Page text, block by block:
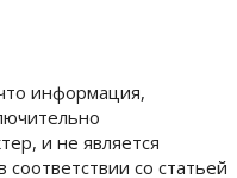
информация,
и не является
со статьей